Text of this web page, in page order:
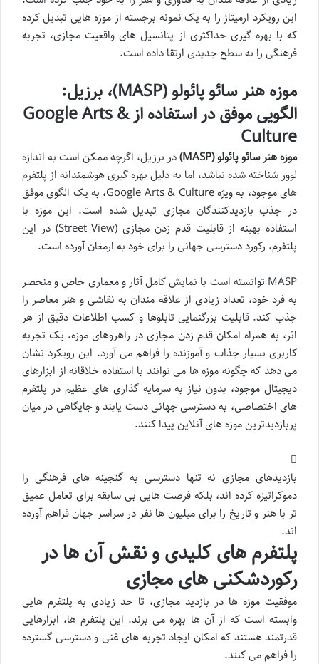
این رویکرد ارمیتاژ را به یک نمونه برجسته از موزه هایی تبدیل کرده
که با بهره گیری حداکثری از پتانسیل های واقعیت مجازی، تجربه
فرهنگی را به سطح جدیدی ارتقا داده است.
موزه هنر سائو پائولو (MASP)، برزیل:
الگویی موفق در استفاده از Google Arts &
Culture
موزه هنر سائو پائولو (MASP)
در برزیل، اگرچه ممکن است به اندازه
لوور شناخته شده نباشد، اما به دلیل بهره گیری هوشمندانه از پلتفرم
های موجود، به ویژه Google Arts & Culture، به یک الگوی موفق
در جذب بازدیدکنندگان مجازی تبدیل شده است. این موزه با
استفاده بهینه از قابلیت قدم زدن مجازی (Street View) در این
پلتفرم، رکورد دسترسی جهانی را برای خود به ارمغان آورده است.
MASP توانسته است با نمایش کامل آثار و معماری خاص و منحصر
به فرد خود، تعداد زیادی از علاقه مندان به نقاشی و هنر معاصر را
جذب کند. قابلیت بزرگنمایی تابلوها و کسب اطلاعات دقیق از هر
اثر، به همراه امکان قدم زدن مجازی در راهروهای موزه، یک تجربه
کاربری بسیار جذاب و آموزنده را فراهم می آورد. این رویکرد نشان
می دهد که چگونه موزه ها می توانند با استفاده خلاقانه از ابزارهای
دیجیتال موجود، بدون نیاز به سرمایه گذاری های عظیم در پلتفرم
های اختصاصی، به دسترسی جهانی دست یابند و جایگاهی در میان
پربازدیدترین موزه های آنلاین پیدا کنند.
بازدیدهای مجازی نه تنها دسترسی به گنجینه های فرهنگی را
دموکراتیزه کرده اند، بلکه فرصت هایی بی سابقه برای تعامل عمیق
تر با هنر و تاریخ را برای میلیون ها نفر در سراسر جهان فراهم آورده
اند.
پلتفرم های کلیدی و نقش آن ها در
رکوردشکنی های مجازی
موفقیت موزه ها در بازدید مجازی، تا حد زیادی به پلتفرم هایی
وابسته است که از آن ها بهره می برند. این پلتفرم ها، ابزارهایی
قدرتمند هستند که امکان ایجاد تجربه های غنی و دسترسی گسترده
را فراهم می کنند.